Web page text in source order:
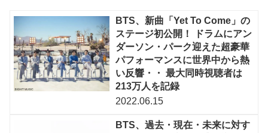
BTS、新曲「Yet To Come」の
ステージ初公開！ ドラムにアン
ダーソン・パーク迎えた超豪華
パフォーマンスに世界中から熱
い反響・・ 最大同時視聴者は
213万人を記録
2022.06.15
BTS、過去・現在・未来に対す